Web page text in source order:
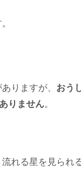
りますが、 おう
りません。
れる星を見られ